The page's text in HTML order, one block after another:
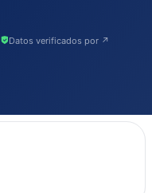
Datos verificados por ↗